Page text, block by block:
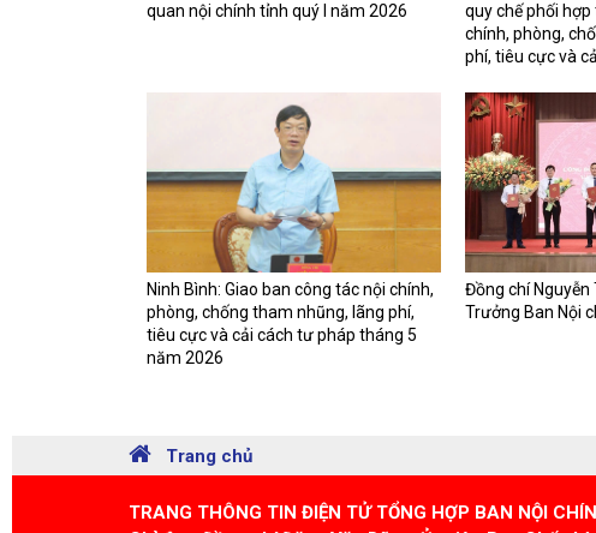
quan nội chính tỉnh quý I năm 2026
quy chế phối
chính, phòng,
phí, tiêu cực và
Ninh Bình: Giao ban công tác nội chính,
phòng, chống tham nhũng, lãng phí,
tiêu cực và cải cách tư pháp tháng 5
năm 2026
Đồng chí
Trưởng Ban Nội
Trang chủ
TRANG THÔNG TIN ĐIỆN TỬ TỔNG HỢP BAN NỘI